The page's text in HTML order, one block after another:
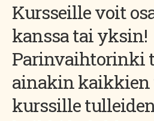
Kursseille voit
kanssa tai yksin!
Parinvaihtorinki
ainakin
kurssille